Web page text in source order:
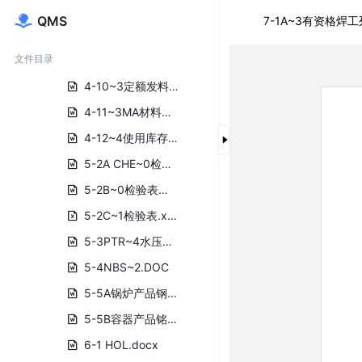
QMS
文件目录
4-10~3定额发料单.doc
4-11~3MA材料跟踪记录.dot.docx
4-12~4使用库存材料征询单.doc
5-2A CHE~0检验表封面.DOC
5-2B~0检验表引用程序目录.docx
5-2C~1检验表.xlsx
5-3PTR~4水压报告中英文.doc
5-4NBS~2.DOC
5-5A锅炉产品钢印格式.docx
5-5B容器产品铭牌.doc
6-1 HOL.docx
7-1A~3有资格焊